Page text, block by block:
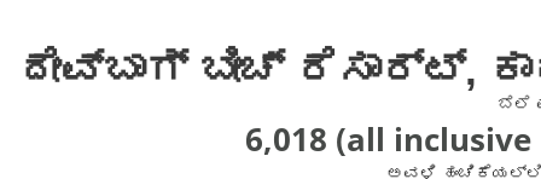
ದೇವ್‌ಬಾಗ್ ಬೀಚ್ ರೆಸಾರ್ಟ್,
ಬೆಲೆ
6,018 (all inclusive
ಅವಳಿ